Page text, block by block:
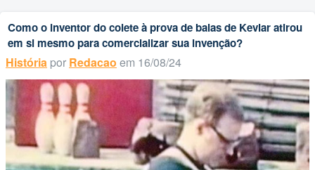
Como o inventor do colete à prova de balas de Kevlar atirou
em si mesmo para comercializar sua invenção?
História por Redacao em 16/08/24